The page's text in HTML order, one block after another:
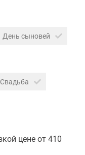
День сыновей
Свадьба
цене от 410